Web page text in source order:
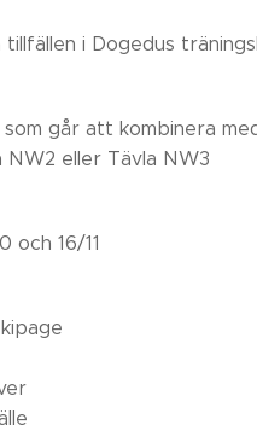
i Dogedus
går att kombinera
NW2 eller Tävla NW3
och 16/11